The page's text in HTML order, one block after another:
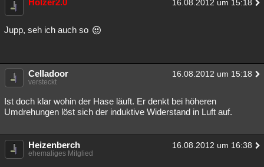
Holzer2.0 16.08.2012 um 15:18
Jupp, seh ich auch so
Celladoor 16.08.2012 um 15:18
versteckt
Ist doch klar wohin der Hase läuft. Er denkt bei höheren
Umdrehungen löst sich der induktive Widerstand in Luft auf.
Heizenberch 16.08.2012 um 16:38
ehemaliges Mitglied